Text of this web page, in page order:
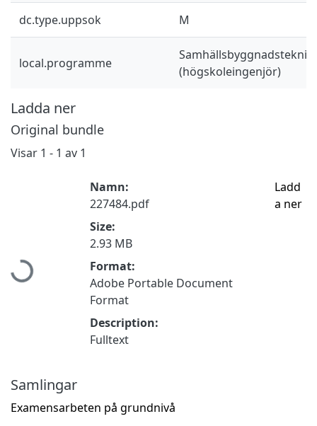
dc.type.uppsok M
local.programme
Samhällsbyggnadsteknik
(högskoleingenjör)
Ladda ner
Original bundle
Visar 1 - 1 av 1
Hämtar...
Namn:
227484.pdf
Size:
2.93 MB
Format:
Adobe Portable Document
Format
Description:
Fulltext
Ladd
a ner
Samlingar
Examensarbeten på grundnivå